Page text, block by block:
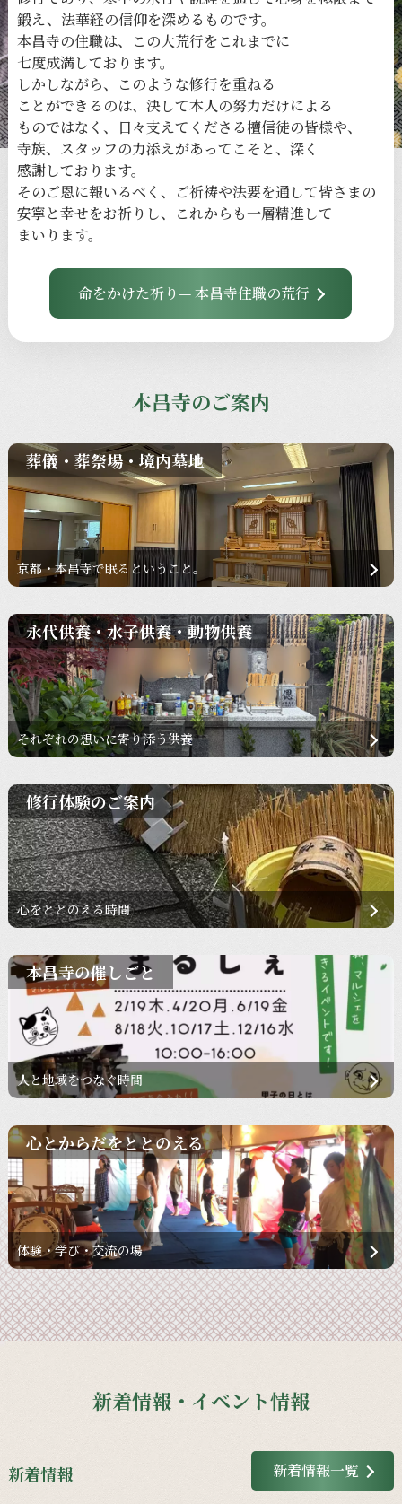
鍛え、 法華経の信仰を深める ものです。
本昌寺の住職は、 この大荒行をこれまでに
七度成満しております。
しかしながら、
このような修行を重ねる
ことができるのは、 決して本人の努力だけによる
ものではなく、
日々支えてくださる檀信徒の皆様や、
寺族、 スタッフの力添えがあってこそと、 深く
感謝しております。
そのご恩に報いるべく、 ご祈祷や法要を通して皆さまの
安寧と幸せをお祈りし、 これからも一層精進して
まいります。
命をかけた祈り— 本昌寺住職の荒行
本昌寺のご案内
葬儀・葬祭場・境内墓地
京都・本昌寺で眠るということ。
永代供養・水子供養・動物供養
それぞれの想いに寄り添う供養
修行体験のご案内
心をととのえる時間
本昌寺の催しごと
人と地域をつなぐ時間
心とからだをととのえる
体験・学び・交流の場
新着情報・イベント情報
新着情報 新着情報一覧